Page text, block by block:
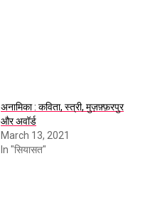
अनामिका : कविता, स्त्री, मुज़फ़्फ़रपुर
और अवॉर्ड
March 13, 2021
In "सियासत"